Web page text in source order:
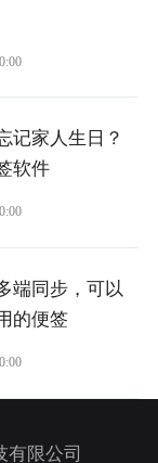
记家人生日？
软件
端同步，可以
的便签
限公司